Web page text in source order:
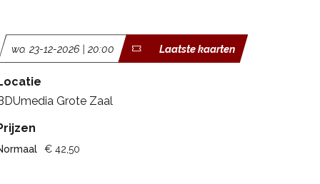
wo. 23-12-2026 | 20:00 Laatste kaarten
Grote Zaal
€ 42,50